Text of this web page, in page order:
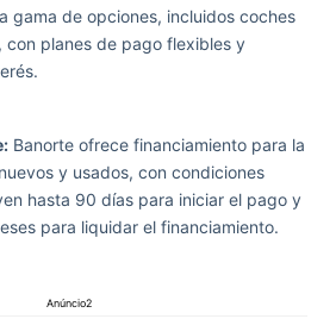
gama de opciones, incluidos coches
con planes de pago flexibles y
Banorte ofrece financiamiento para la
y usados, con condiciones
hasta 90 días para iniciar el pago y
para liquidar el financiamiento.
Anúncio2